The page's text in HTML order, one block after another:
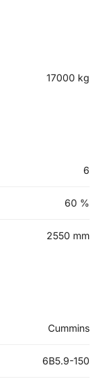
17000 kg
6
60 %
2550 mm
Cummins
6B5.9-150